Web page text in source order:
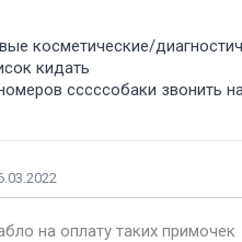
косметические/
кидать
сссссобаки звонить
на оплату таких примочек